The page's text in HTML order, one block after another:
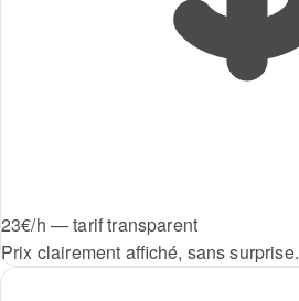
23€/h — tarif transparent
Prix clairement affiché, sans surprise.